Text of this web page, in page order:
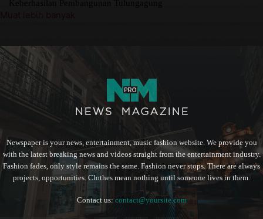
Newspaper is your news, entertainment, music fashion website. We provide you
with the latest breaking news and videos straight from the entertainment industry.
Fashion fades, only style remains the same. Fashion never stops. There are always
projects, opportunities. Clothes mean nothing until someone lives in them.
Contact us: contact@yoursite.com